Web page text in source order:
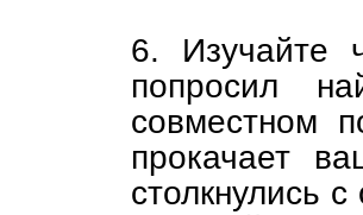
6. Изучайте
попросил
совместном
прокачает
столкнулись